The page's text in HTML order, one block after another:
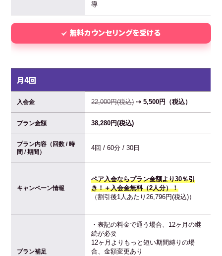
導
無料カウンセリングを受ける
月4回
入会金 22,000円(税込)⇢ 5,500円（税込）
プラン金額 38,280円(税込)
プラン内容（回数 / 時
間 / 期間）
4回 / 60分 / 30日
キャンペーン情報
ペア入会ならプラン金額より30％引
き！＋入会金無料（2人分）！
（割引後1人あたり26,796円(税込)）
プラン補足
・表記の料金で通う場合、12ヶ月の継
続が必要
12ヶ月よりもっと短い期間縛りの場
合、金額変更あり